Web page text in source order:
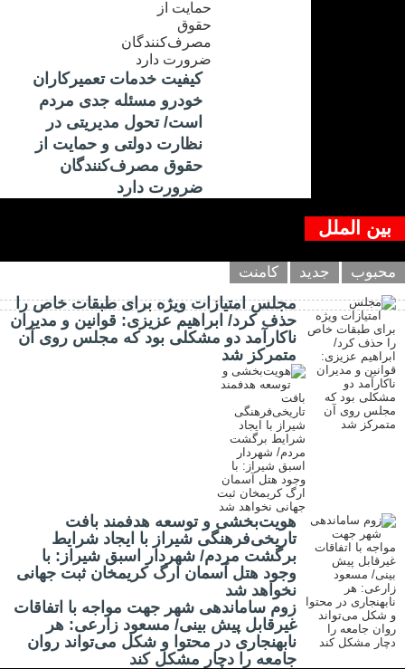
کیفیت خدمات تعمیرکاران
خودرو مسئله جدی مردم
است/ تحول مدیریتی در
نظارت دولتی و حمایت از
حقوق مصرف‌کنندگان
ضرورت دارد
بین الملل
محبوب جدید کامنت
مجلس امتیازات ویژه برای طبقات خاص را
حذف کرد/ ابراهیم عزیزی: قوانین و مدیران
ناکارآمد دو مشکلی بود که مجلس روی آن
متمرکز شد
هویت‌بخشی و توسعه هدفمند بافت
تاریخی‌فرهنگی شیراز با ایجاد شرایط
برگشت مردم/ شهردار اسبق شیراز: با
وجود هتل آسمان ارگ کریمخان ثبت جهانی
نخواهد شد
زوم ساماندهی شهر جهت مواجه با اتفاقات
غیرقابل پیش بینی/ مسعود زارعی: هر
نابهنجاری در محتوا و شکل می‌تواند روان
جامعه را دچار مشکل کند